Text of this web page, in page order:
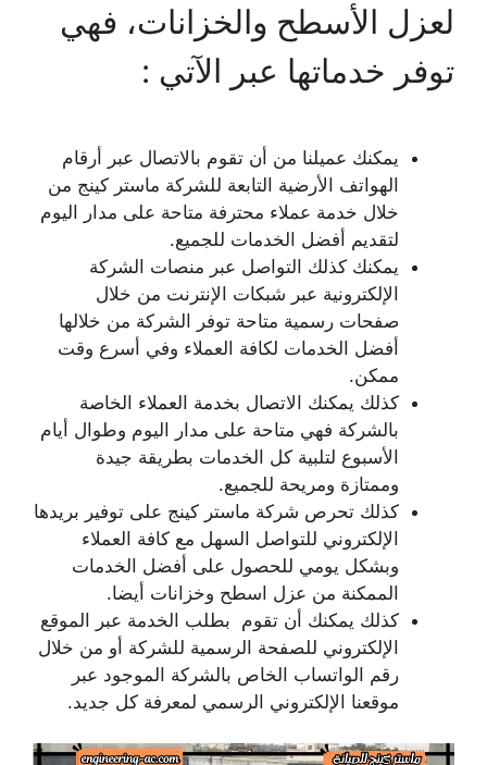
لعزل الأسطح والخزانات، فهي
توفر خدماتها عبر الآتي :
يمكنك عميلنا من أن تقوم بالاتصال عبر أرقام
الهواتف الأرضية التابعة للشركة ماستر كينج من
خلال خدمة عملاء محترفة متاحة على مدار اليوم
لتقديم أفضل الخدمات للجميع.
يمكنك كذلك التواصل عبر منصات الشركة
الإلكترونية عبر شبكات الإنترنت من خلال
صفحات رسمية متاحة توفر الشركة من خلالها
أفضل الخدمات لكافة العملاء وفي أسرع وقت
ممكن.
كذلك يمكنك الاتصال بخدمة العملاء الخاصة
بالشركة فهي متاحة على مدار اليوم وطوال أيام
الأسبوع لتلبية كل الخدمات بطريقة جيدة
وممتازة ومريحة للجميع.
كذلك تحرص شركة ماستر كينج على توفير بريدها
الإلكتروني للتواصل السهل مع كافة العملاء
وبشكل يومي للحصول على أفضل الخدمات
الممكنة من عزل اسطح وخزانات أيضا.
كذلك يمكنك أن تقوم بطلب الخدمة عبر الموقع
الإلكتروني للصفحة الرسمية للشركة أو من خلال
رقم الواتساب الخاص بالشركة الموجود عبر
موقعنا الإلكتروني الرسمي لمعرفة كل جديد.